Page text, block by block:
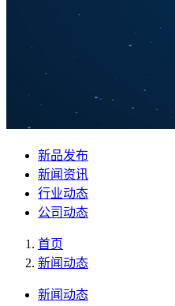
新品发布
新闻资讯
行业动态
公司动态
首页
新闻动态
新闻动态